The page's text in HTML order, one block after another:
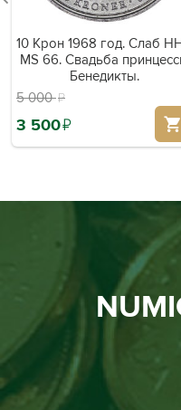
10 Крон 1968 год. Слаб
MS 66. Свадьба
Бенедикты.
5 000й
3 500й